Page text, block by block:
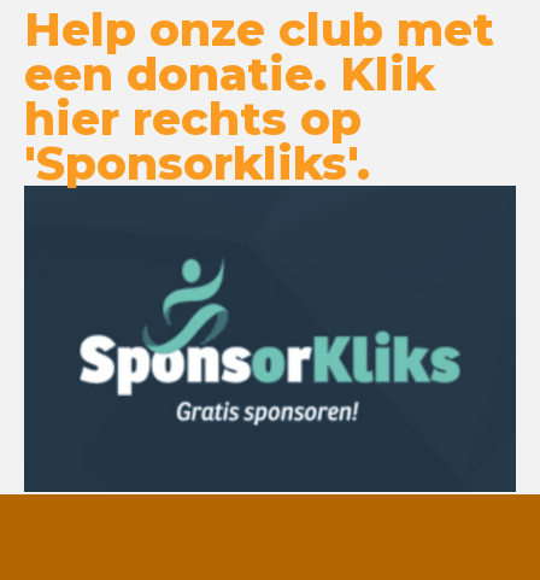
Help onze club met
een donatie. Klik
hier rechts op
'Sponsorkliks'.